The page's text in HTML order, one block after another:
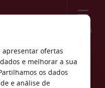
Menu
apresentar ofertas
e melhorar a sua
os dados
e análise de